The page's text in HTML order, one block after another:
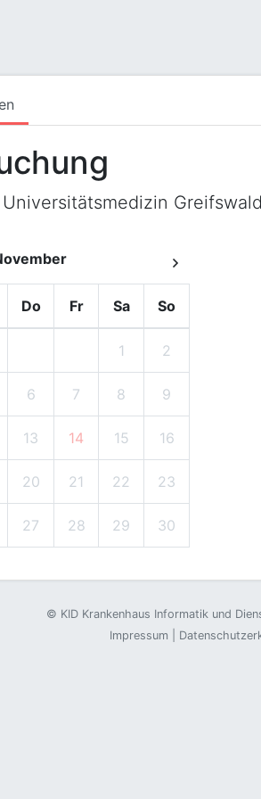
Do Fr Sa So
1 2
6 7 8 9
13 14 15 16
20 21 22 23
27 28 29 30
© KID Krankenhaus Informatik und
Impressum